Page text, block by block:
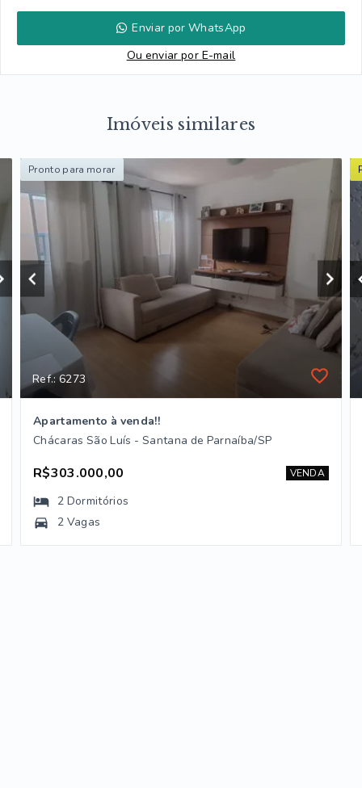
Enviar por WhatsApp
Ou enviar por E-mail
Imóveis similares
Pronto para morar
Ref.: 6273
Apartamento à venda!!
Chácaras São Luís - Santana de Parnaíba/SP
R$303.000,00 VENDA
2 Dormitórios
2 Vagas